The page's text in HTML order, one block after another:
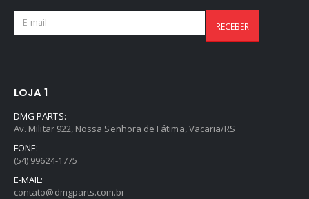
LOJA 1
DMG PARTS:
Av. Militar 922, Nossa Senhora de Fátima, Vacaria/RS
FONE:
(54) 99624-1775
E-MAIL:
contato@dmgparts.com.br